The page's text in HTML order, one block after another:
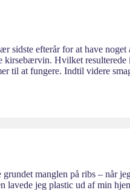
efterår for at have
Hvilket resulterede
til at fungere. Indtil videre
manglen på ribs – når
jeg plastic ud af min